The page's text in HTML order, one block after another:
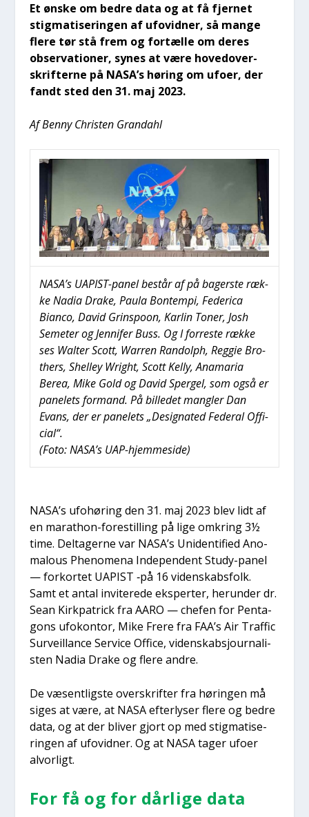
Et ønske om bed­re data og at få fjer­net
stig­ma­ti­se­rin­gen af ufovid­ner, så man­ge
fle­re tør stå frem og for­tæl­le om deres
obser­va­tio­ner, synes at være hoved­over­
skrif­ter­ne på NASA’s høring om ufo­er, der
fandt sted den 31. maj 2023.
Af Ben­ny Chri­sten Gran­da­hl
NASA’s UAPIST-panel består af på bager­ste ræk­
ke Nadia Dra­ke, Pau­la Bon­tem­pi, Fede­ri­ca
Bian­co, David Grin­s­poon, Kar­lin Toner, Josh
Seme­ter og Jen­ni­fer Buss. Og I for­re­ste ræk­ke
ses Wal­ter Scott, War­ren Ran­dolph, Reg­gie Bro­
t­hers, Shel­ley Wright, Scott Kel­ly, Ana­ma­ria
Berea, Mike Gold og David Sper­gel, som også er
pane­lets for­mand. På bil­le­det mang­ler Dan
Evans, der er pane­lets „Desig­na­ted Fede­ral Offi­
ci­al“.
(Foto: NASA’s UAP-hjem­mesi­de)
NASA’s ufo­hø­ring den 31. maj 2023 blev lidt af
en marat­hon-fore­stil­ling på lige omkring 3½
time. Del­ta­ger­ne var NASA’s Uni­den­ti­fied Ano­
ma­lous Pheno­me­na Inde­pen­dent Stu­dy-panel
— for­kor­tet UAPIST ‑på 16 viden­skabs­folk.
Samt et antal invi­te­re­de eks­per­ter, her­un­der dr.
Sean Kirk­pa­tri­ck fra AARO — che­fen for Pen­ta­
gons ufo­kon­tor, Mike Fre­re fra FAA’s Air Traf­fic
Sur­veil­lan­ce Ser­vi­ce Offi­ce, viden­skabsjour­na­li­
sten Nadia Dra­ke og fle­re andre.
De væsent­lig­ste over­skrif­ter fra hørin­gen må
siges at være, at NASA efter­ly­ser fle­re og bed­re
data, og at der bli­ver gjort op med stig­ma­ti­se­
rin­gen af ufovid­ner. Og at NASA tager ufo­er
alvor­ligt.
For få og for dår­li­ge data